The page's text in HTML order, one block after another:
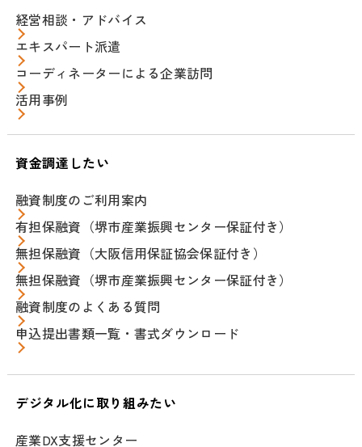
経営相談・アドバイス
エキスパート派遣
コーディネーターによる企業訪問
活用事例
資金調達したい
融資制度のご利用案内
有担保融資（堺市産業振興センター保証付き）
無担保融資（大阪信用保証協会保証付き）
無担保融資（堺市産業振興センター保証付き）
融資制度のよくある質問
申込提出書類一覧・書式ダウンロード
デジタル化に取り組みたい
産業DX支援センター